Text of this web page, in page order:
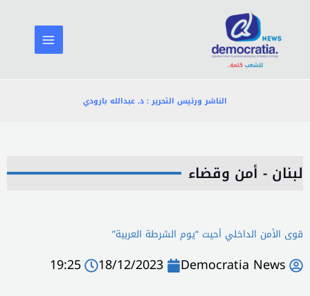
المحتوى
الناشر ورئيس التحرير : د. عبدالله بارودي
لبنان - أمن وقضاء
قوى الأمن الداخلي أحيت “يوم الشرطة العربية”
Democratia News
18/12/2023
19:25